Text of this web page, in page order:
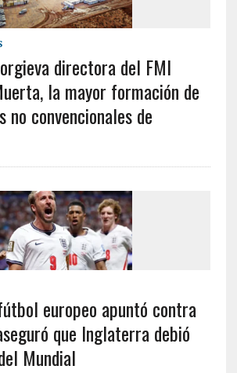
directora del FMI
la mayor formación de
no convencionales de
europeo apuntó contra
que Inglaterra debió
Mundial